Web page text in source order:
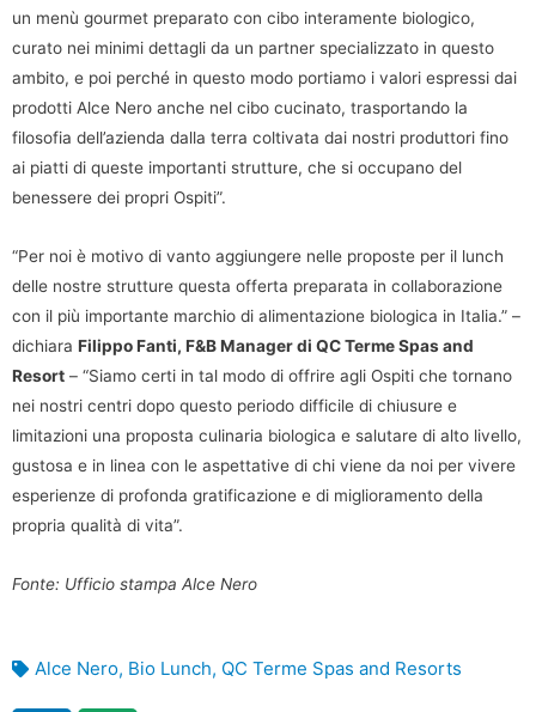
un menù gourmet preparato con cibo interamente biologico,
curato nei minimi dettagli da un partner specializzato in questo
ambito, e poi perché in questo modo portiamo i valori espressi dai
prodotti Alce Nero anche nel cibo cucinato, trasportando la
filosofia dell’azienda dalla terra coltivata dai nostri produttori fino
ai piatti di queste importanti strutture, che si occupano del
benessere dei propri Ospiti”.
“Per noi è motivo di vanto aggiungere nelle proposte per il lunch
delle nostre strutture questa offerta preparata in collaborazione
con il più importante marchio di alimentazione biologica in Italia.” –
dichiara Filippo Fanti, F&B Manager di QC Terme Spas and
Resort – “Siamo certi in tal modo di offrire agli Ospiti che tornano
nei nostri centri dopo questo periodo difficile di chiusure e
limitazioni una proposta culinaria biologica e salutare di alto livello,
gustosa e in linea con le aspettative di chi viene da noi per vivere
esperienze di profonda gratificazione e di miglioramento della
propria qualità di vita”.
Fonte: Ufficio stampa Alce Nero
Alce Nero, Bio Lunch, QC Terme Spas and Resorts